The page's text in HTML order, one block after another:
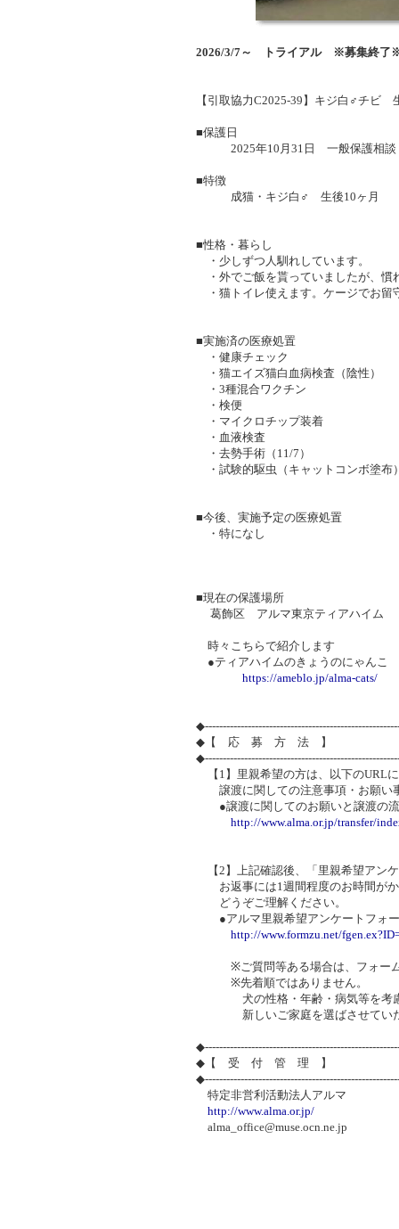
2026/3/7～ トライアル ※募集終了
【引取協力C2025-39】キジ白♂チビ
■保護日
2025年10月31日 一般保護相談
■特徴
成猫・キジ白♂ 生後10ヶ月
■性格・暮らし
・少しずつ人馴れしています。
・外でご飯を貰っていましたが、慣
・猫トイレ使えます。ケージでお留
■実施済の医療処置
・健康チェック
・猫エイズ猫白血病検査（陰性）
・3種混合ワクチン
・検便
・マイクロチップ装着
・血液検査
・去勢手術（11/7）
・試験的駆虫（キャットコンボ塗布
■今後、実施予定の医療処置
・特になし
■現在の保護場所
葛飾区 アルマ東京ティアハイム
時々こちらで紹介します
●ティアハイムのきょうのにゃんこ
https://ameblo.jp/alma-cats/
◆【 応 募 方 法 】
【1】里親希望の方は、以下のURL
譲渡に関しての注意事項・お願い
●譲渡に関してのお願いと譲渡の
http://www.alma.or.jp/transfer/
【2】上記確認後、「里親希望アン
お返事には1週間程度のお時間がか
どうぞご理解ください。
●アルマ里親希望アンケートフォ
http://www.formzu.net/
※ご質問等ある場合は、フォーム
※先着順ではありません。
犬の性格・年齢・病気等を考慮
新しいご家庭を選ばさせていた
◆【 受 付 管 理 】
特定非営利活動法人アルマ
http://www.alma.or.jp/
alma_office@muse.ocn.ne.jp